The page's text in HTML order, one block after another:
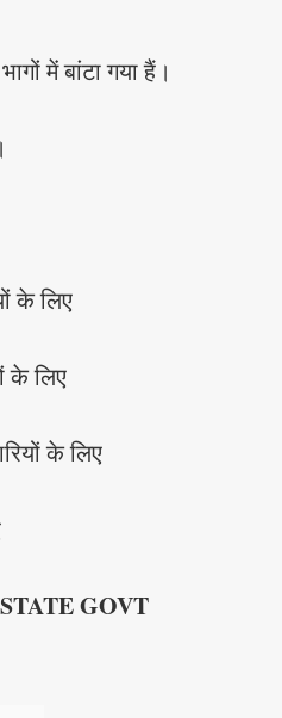
में बांटा गया हैं।
के लिए
के लिए
के लिए
STATE GOVT